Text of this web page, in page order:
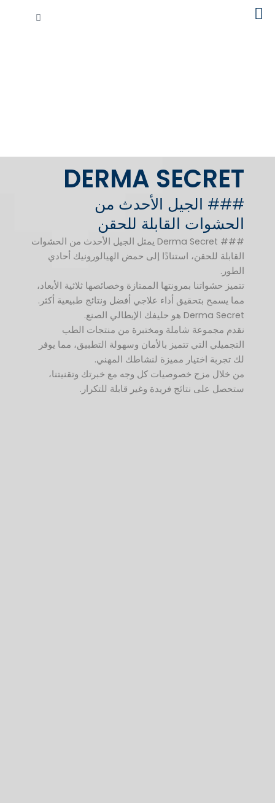
تخطي
Cart
DERMA SECRET
### الجيل الأحدث من
الحشوات القابلة للحقن
### Derma Secret يمثل الجيل الأحدث من الحشوات
القابلة للحقن، استنادًا إلى حمض الهيالورونيك أحادي
الطور.
تتميز حشواتنا بمرونتها الممتازة وخصائصها ثلاثية الأبعاد،
مما يسمح بتحقيق أداء علاجي أفضل ونتائج طبيعية أكثر.
Derma Secret هو حليفك الإيطالي الصنع.
نقدم مجموعة شاملة ومختبرة من منتجات الطب
التجميلي التي تتميز بالأمان وسهولة التطبيق، مما يوفر
لك تجربة اختيار مميزة لنشاطك المهني.
من خلال مزج خصوصيات كل وجه مع خبرتك وتقنيتنا،
ستحصل على نتائج فريدة وغير قابلة للتكرار.